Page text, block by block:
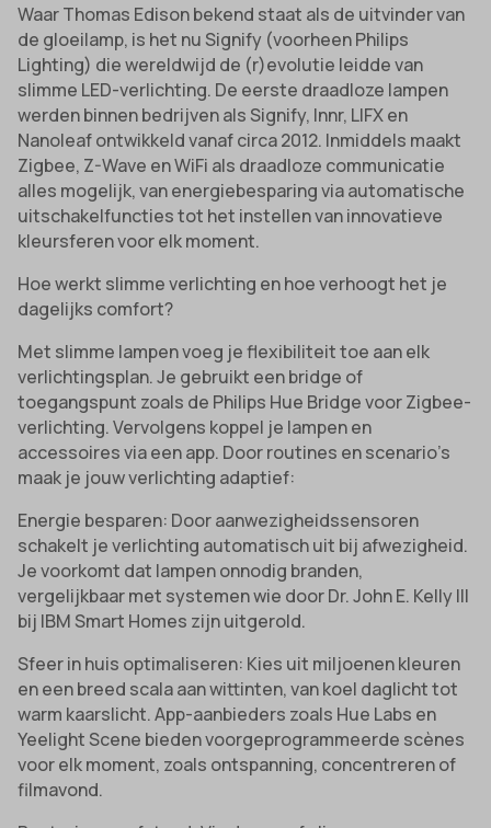
Waar Thomas Edison bekend staat als de uitvinder van
de gloeilamp, is het nu Signify (voorheen Philips
Lighting) die wereldwijd de (r)evolutie leidde van
slimme LED-verlichting. De eerste draadloze lampen
werden binnen bedrijven als Signify, Innr, LIFX en
Nanoleaf ontwikkeld vanaf circa 2012. Inmiddels maakt
Zigbee, Z-Wave en WiFi als draadloze communicatie
alles mogelijk, van energiebesparing via automatische
uitschakelfuncties tot het instellen van innovatieve
kleursferen voor elk moment.
Hoe werkt slimme verlichting en hoe verhoogt het je
dagelijks comfort?
Met slimme lampen voeg je flexibiliteit toe aan elk
verlichtingsplan. Je gebruikt een bridge of
toegangspunt zoals de Philips Hue Bridge voor Zigbee-
verlichting. Vervolgens koppel je lampen en
accessoires via een app. Door routines en scenario’s
maak je jouw verlichting adaptief:
Energie besparen: Door aanwezigheidssensoren
schakelt je verlichting automatisch uit bij afwezigheid.
Je voorkomt dat lampen onnodig branden,
vergelijkbaar met systemen wie door Dr. John E. Kelly III
bij IBM Smart Homes zijn uitgerold.
Sfeer in huis optimaliseren: Kies uit miljoenen kleuren
en een breed scala aan wittinten, van koel daglicht tot
warm kaarslicht. App-aanbieders zoals Hue Labs en
Yeelight Scene bieden voorgeprogrammeerde scènes
voor elk moment, zoals ontspanning, concentreren of
filmavond.